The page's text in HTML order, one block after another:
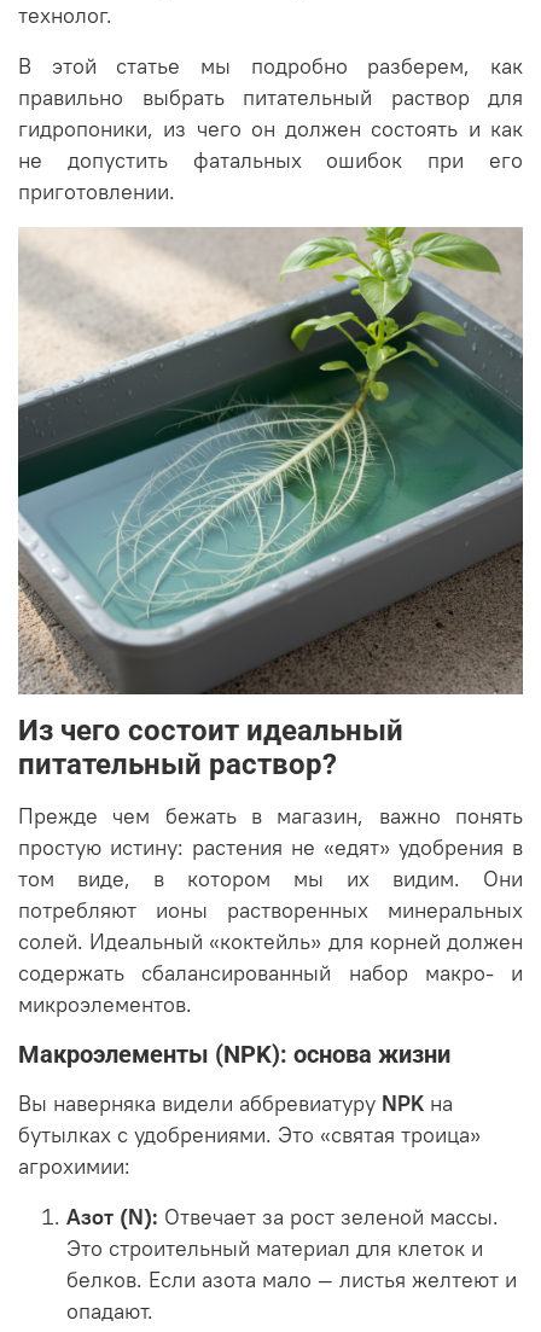
технолог.
В этой статье мы подробно разберем, как
правильно выбрать питательный раствор для
гидропоники, из чего он должен состоять и как
не допустить фатальных ошибок при его
приготовлении.
Из чего состоит идеальный
питательный раствор?
Прежде чем бежать в магазин, важно понять
простую истину: растения не «едят» удобрения в
том виде, в котором мы их видим. Они
потребляют ионы растворенных минеральных
солей. Идеальный «коктейль» для корней должен
содержать сбалансированный набор макро- и
микроэлементов.
Макроэлементы (NPK): основа жизни
Вы наверняка видели аббревиатуру NPK на
бутылках с удобрениями. Это «святая троица»
агрохимии:
Азот (N): Отвечает за рост зеленой массы.
Это строительный материал для клеток и
белков. Если азота мало — листья желтеют и
опадают.